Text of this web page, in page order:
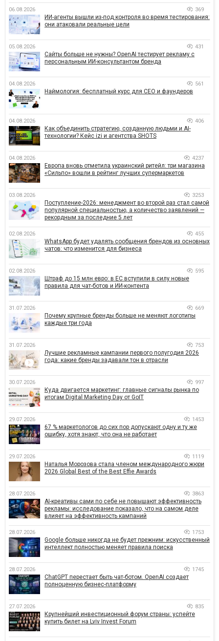
06.08.2026 369
ИИ-агенты вышли из-под контроля во время тестирования:
они атаковали реальные цели
05.08.2026 431
Сайты больше не нужны? OpenAI тестирует рекламу с
персональным ИИ-консультантом бренда
04.08.2026 561
Наймология: бесплатный курс для CEO и фаундеров
04.08.2026 406
Как объединить стратегию, созданную людьми и AI-
технологии? Кейс izi и агентства SHOTS
04.08.2026 4237
Европа вновь отметила украинский ритейл: три магазина
«Сильпо» вошли в рейтинг лучших супермаркетов
03.08.2026 3253
Поступление-2026: менеджмент во второй раз стал самой
популярной специальностью, а количество заявлений —
рекордным за последние 5 лет
02.08.2026 455
WhatsApp будет удалять сообщения брендов из основных
чатов: что изменится для бизнеса
02.08.2026 595
Штраф до 15 млн евро: в ЕС вступили в силу новые
правила для чат-ботов и ИИ-контента
31.07.2026 669
Почему крупные бренды больше не меняют логотипы
каждые три года
31.07.2026 753
Лучшие рекламные кампании первого полугодия 2026
года: какие бренды задавали тон в отрасли
30.07.2026 997
Куда двигается маркетинг: главные сигналы рынка по
итогам Digital Marketing Day от GoIT
29.07.2026 1453
67 % маркетологов до сих пор допускают одну и ту же
ошибку, хотя знают, что она не работает
29.07.2026 1119
Наталья Морозова стала членом международного жюри
2026 Global Best of the Best Effie Awards
28.07.2026 3863
AI-креативы сами по себе не повышают эффективность
рекламы: исследование показало, что на самом деле
влияет на эффективность кампаний
28.07.2026 1753
Google больше никогда не будет прежним: искусственный
интеллект полностью меняет правила поиска
28.07.2026 1745
ChatGPT перестает быть чат-ботом. OpenAI создает
полноценную бизнес-платформу
27.07.2026 835
Крупнейший инвестиционный форум страны: успейте
купить билет на Lviv Invest Forum